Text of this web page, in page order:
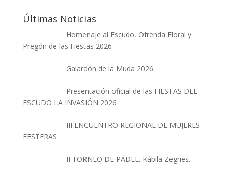
Últimas Noticias
Homenaje al Escudo, Ofrenda Floral y
Pregón de las Fiestas 2026
Galardón de la Muda 2026
Presentación oficial de las FIESTAS DEL
ESCUDO LA INVASIÓN 2026
III ENCUENTRO REGIONAL DE MUJERES
FESTERAS
II TORNEO DE PÁDEL. Kábila Zegries.